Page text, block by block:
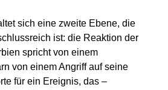
sich eine zweite Ebene, die
ist: die Reaktion der
spricht von einem
von einem Angriff auf seine
für ein Ereignis, das –